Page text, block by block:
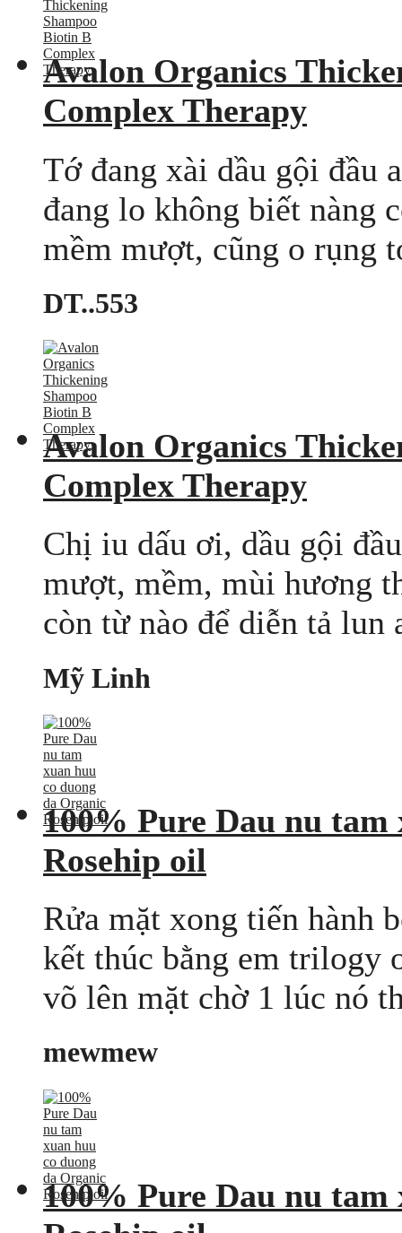
Avalon Organics
Complex Therapy
Tớ đang xài dầu gội đầu
đang lo không biết nàng
mềm mượt, cũng o rụng
DT..553
Avalon Organics
Complex Therapy
Chị iu dấu ơi, dầu gội
mượt, mềm, mùi hương
còn từ nào để diễn tả lun
Mỹ Linh
100% Pure Dau nu
Rosehip oil
Rửa mặt xong tiến hành
kết thúc bằng em trilogy
võ lên mặt chờ 1 lúc nó
mewmew
100% Pure Dau nu